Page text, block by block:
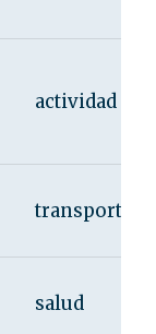
actividad
transporte
salud